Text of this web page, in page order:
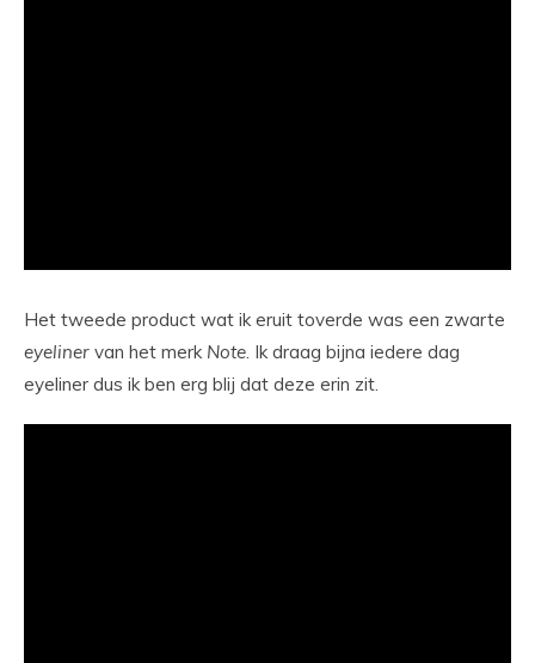
Het tweede product wat ik eruit toverde was een zwarte
eyeliner van het merk Note. Ik draag bijna iedere dag
eyeliner dus ik ben erg blij dat deze erin zit.